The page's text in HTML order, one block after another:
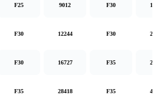
F25 9012 F30
F30 12244 F30
F30 16727 F35
F35 28418 F35